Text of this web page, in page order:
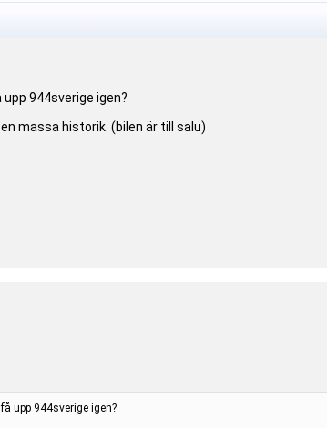
944sverige igen?
massa historik. (bilen är till salu)
upp 944sverige igen?